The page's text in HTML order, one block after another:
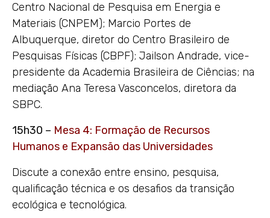
Centro Nacional de Pesquisa em Energia e
Materiais (CNPEM); Marcio Portes de
Albuquerque, diretor do Centro Brasileiro de
Pesquisas Físicas (CBPF); Jailson Andrade, vice-
presidente da Academia Brasileira de Ciências; na
mediação Ana Teresa Vasconcelos, diretora da
SBPC.
15h30 – Mesa 4: Formação de Recursos
Humanos e Expansão das Universidades
Discute a conexão entre ensino, pesquisa,
qualificação técnica e os desafios da transição
ecológica e tecnológica.